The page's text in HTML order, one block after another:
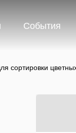
События
сортировки